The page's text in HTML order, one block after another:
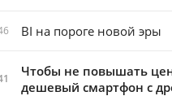
BI на пороге новой эры
Чтобы не повышать
дешевый смартфон с